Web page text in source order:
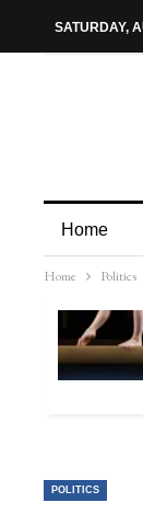
SATURDAY,
Home
Home Politics
POLITICS